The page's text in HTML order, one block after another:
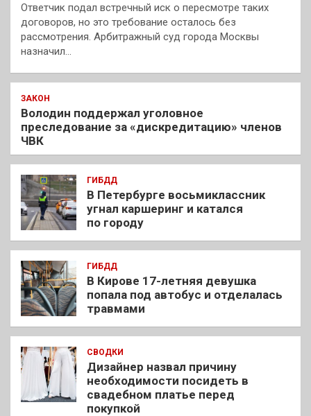
Ответчик подал встречный иск о пересмотре таких
договоров, но это требование осталось без
рассмотрения. Арбитражный суд города Москвы
назначил…
ЗАКОН
Володин поддержал уголовное
преследование за «дискредитацию» членов
ЧВК
ГИБДД
В Петербурге восьмиклассник
угнал каршеринг и катался
по городу
ГИБДД
В Кирове 17-летняя девушка
попала под автобус и отделалась
травмами
СВОДКИ
Дизайнер назвал причину
необходимости посидеть в
свадебном платье перед
покупкой